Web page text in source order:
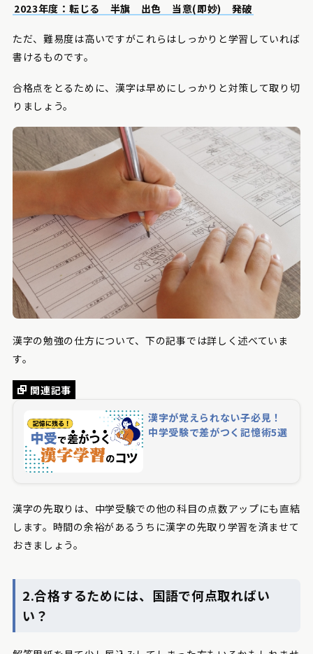
2023年度：転じる 半旗 出色 当意(即妙) 発破
ただ、難易度は高いですがこれらはしっかりと学習していれば
書けるものです。
合格点をとるために、漢字は早めにしっかりと対策して取り切
りましょう。
漢字の勉強の仕方について、下の記事では詳しく述べていま
す。
関連記事
漢字が覚えられない子必見！
中学受験で差がつく記憶術5選
漢字の先取りは、中学受験での他の科目の点数アップにも直結
します。時間の余裕があるうちに漢字の先取り学習を済ませて
おきましょう。
2.合格するためには、国語で何点取ればい
い？